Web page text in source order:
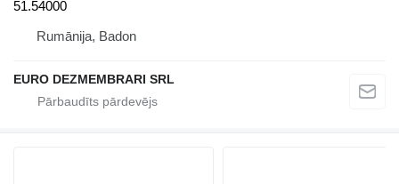
51.54000
Rumānija, Badon
EURO DEZMEMBRARI SRL